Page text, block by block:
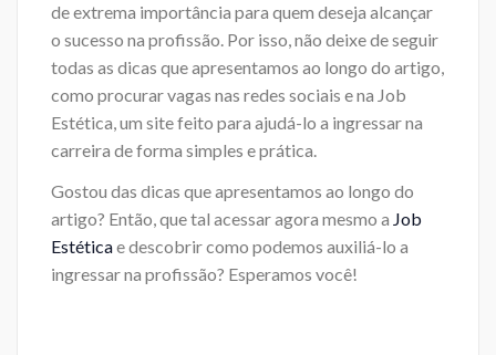
de extrema importância para quem deseja alcançar
o sucesso na profissão. Por isso, não deixe de seguir
todas as dicas que apresentamos ao longo do artigo,
como procurar vagas nas redes sociais e na Job
Estética, um site feito para ajudá-lo a ingressar na
carreira de forma simples e prática.
Gostou das dicas que apresentamos ao longo do
artigo? Então, que tal acessar agora mesmo a Job
Estéticae descobrir como podemos auxiliá-lo a
ingressar na profissão? Esperamos você!